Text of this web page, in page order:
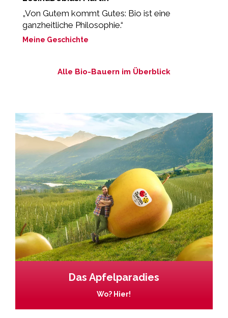
„Von Gutem kommt Gutes: Bio ist eine
ganzheitliche Philosophie.“
Meine Geschichte
Alle Bio-Bauern im Überblick
Das Apfelparadies
Wo? Hier!